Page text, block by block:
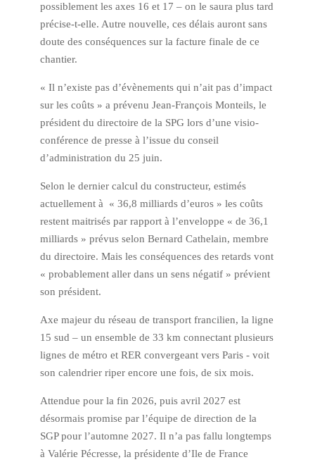
possiblement les axes 16 et 17 – on le saura plus tard
précise-t-elle. Autre nouvelle, ces délais auront sans
doute des conséquences sur la facture finale de ce
chantier.
« Il n’existe pas d’évènements qui n’ait pas d’impact
sur les coûts » a prévenu Jean-François Monteils, le
président du directoire de la SPG lors d’une visio-
conférence de presse à l’issue du conseil
d’administration du 25 juin.
Selon le dernier calcul du constructeur, estimés
actuellement à « 36,8 milliards d’euros » les coûts
restent maitrisés par rapport à l’enveloppe « de 36,1
milliards » prévus selon Bernard Cathelain, membre
du directoire. Mais les conséquences des retards vont
« probablement aller dans un sens négatif » prévient
son président.
Axe majeur du réseau de transport francilien, la ligne
15 sud – un ensemble de 33 km connectant plusieurs
lignes de métro et RER convergeant vers Paris - voit
son calendrier riper encore une fois, de six mois.
Attendue pour la fin 2026, puis avril 2027 est
désormais promise par l’équipe de direction de la
SGP pour l’automne 2027. Il n’a pas fallu longtemps
à Valérie Pécresse, la présidente d’Ile de France